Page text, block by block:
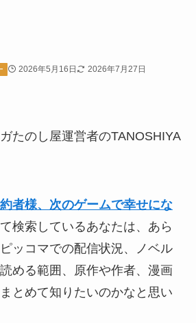
2026年5月16日 2026年7月27日
たのし屋運営者のTANOSHIYA
者様、次のゲームで幸せにな
検索しているあなたは、あら
ッコマでの配信状況、ノベル
める範囲、原作や作者、漫画
とめて知りたいのかなと思い